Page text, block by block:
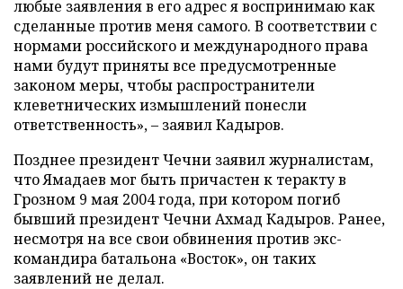
любые заявления в его адрес я воспринимаю как
сделанные против меня самого. В соответствии с
нормами российского и международного права
нами будут приняты все предусмотренные
законом меры, чтобы распространители
клеветнических измышлений понесли
ответственность», – заявил Кадыров.
Позднее президент Чечни заявил журналистам,
что Ямадаев мог быть причастен к теракту в
Грозном 9 мая 2004 года, при котором погиб
бывший президент Чечни Ахмад Кадыров. Ранее,
несмотря на все свои обвинения против экс-
командира батальона «Восток», он таких
заявлений не делал.